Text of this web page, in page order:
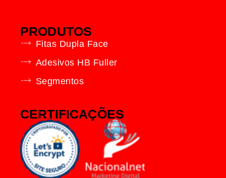
PRODUTOS
Fitas Dupla Face
Adesivos HB Fuller
Segmentos
CERTIFICAÇÕES